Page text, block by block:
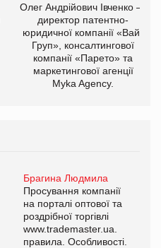
Олег Андрійович Івченко —
директор патентно-
юридичної компанії «Вайз
Груп», консалтингової
компанії «Парето» та
маркетингової агенції
Myka Agency.
Брагина Людмила
Просування компанії
на порталі оптової та
роздрібної торгівлі
www.trademaster.ua.
правила. Особливості.